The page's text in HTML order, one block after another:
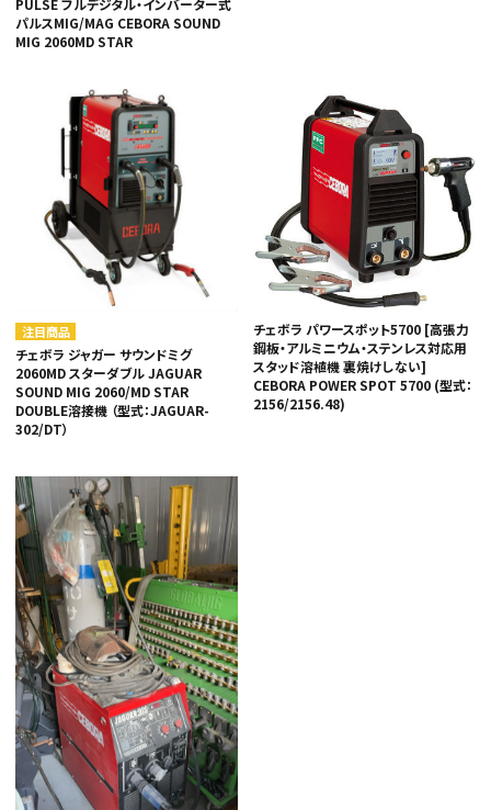
パルスMIG/MAG CEBORA SOUND
MIG 2060MD STAR
注目商品
チェボラ ジャガー サウンドミグ
2060MD スターダブル JAGUAR
SOUND MIG 2060/MD STAR
DOUBLE溶接機 （型式：JAGUAR-
302/DT）
チェボラ パワースポット5700 [高張力
鋼板・アルミニウム・ステンレス対応用
スタッド溶植機 裏焼けしない]
CEBORA POWER SPOT 5700 (型式：
2156/2156.48)